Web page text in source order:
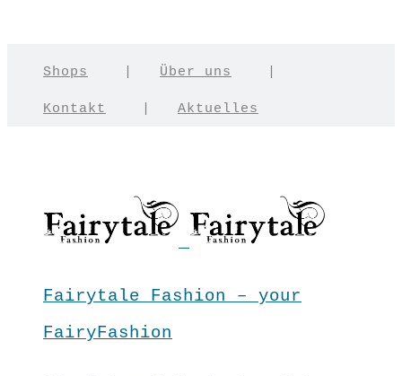
Shops Über uns
Kontakt Aktuelles
Fairytale Fashion – your
FairyFashion